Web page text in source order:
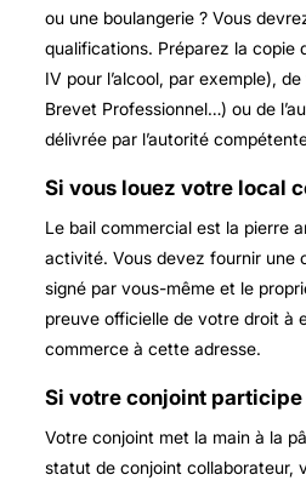
ou une boulangerie ? Vous
qualifications. Préparez la copie
IV pour l’alcool, par exemple),
Brevet Professionnel…) ou de
délivrée par l’autorité
Si vous louez votre local
Le bail commercial est la pierre
activité. Vous devez fournir une
signé par vous-même et le
preuve officielle de votre droit à
commerce à cette adresse.
Si votre conjoint participe
Votre conjoint met la main à la
statut de conjoint collaborateur,